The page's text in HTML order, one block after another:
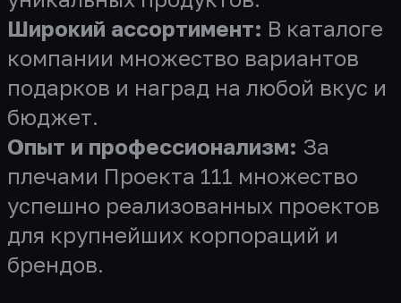
Широкий ассортимент: В каталоге
компании множество вариантов
подарков и наград на любой вкус и
бюджет.
Опыт и профессионализм: За
плечами Проекта 111 множество
успешно реализованных проектов
для крупнейших корпораций и
брендов.